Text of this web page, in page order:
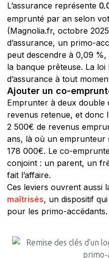
L’assurance représente
emprunté par an selon
(Magnolia.fr, octobre
d’assurance, un primo-
peut descendre à 0,09
la banque prêteuse. La
d’assurance à tout
Ajouter un co-
Emprunter à deux double
revenus retenue, et donc
2 500€ de revenus
ans, là où un emprunteur
178 000€. Le co-
conjoint : un parent, un
fait l’affaire.
Ces leviers ouvrent aussi
maîtrisés, un dispositif
pour les primo-accédants.